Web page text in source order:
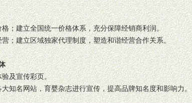
格；建立全国统一价格体系，充分保障经销商利润。
营；建立区域独家代理制度，塑造和谐经营合作关系。
验及宣传彩页。
大知名网站，育婴杂志进行宣传，提高品牌知名度和影响力。
际情况提供销售喷绘画、促销架等销售道具。